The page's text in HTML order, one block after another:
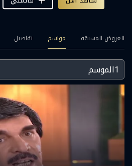
العروض المسبقة مواسم تفاصيل